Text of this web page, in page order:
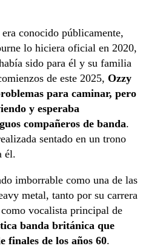
conocido públicamente,
lo hiciera oficial en 2020,
sido para él y su familia
de este 2025, Ozzy
para caminar, pero
y esperaba
compañeros de banda.
sentado en un trono
él.
imborrable como una de las
metal, tanto por su carrera
vocalista principal de
banda británica que
finales de los años 60.